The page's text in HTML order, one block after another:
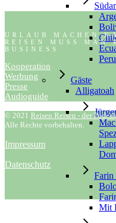
Peru
Gäste
Alligatoah
Farin
Mit
URLAUB MACHEN
REISEN MUSS MAN
BUSINESS
Kooperation
Werbung
Presse
Audioguide
© 2021 Reisen Reisen - der
Alle Rechte vorbehalten.
Impressum
Datenschutz